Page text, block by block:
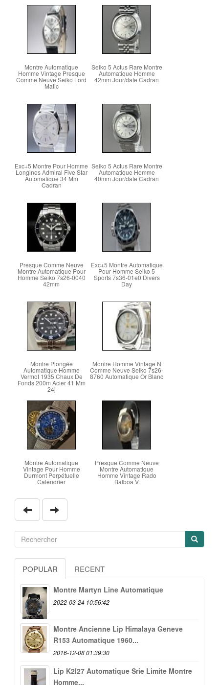
Montre Automatique
Homme Vintage Presque
Comme Neuve Seiko Lord
Matic
Seiko 5 Actus Rare Montre
Automatique Homme
42mm Jour/date Cadran
Exc+5 Montre Pour Homme
Longines Admiral Five Star
Automatique 34 Mm
Cadran
Seiko 5 Actus Rare Montre
Automatique Homme
40mm Jour/date Cadran
Presque Comme Neuve
Montre Automatique Pour
Homme Seiko 7s26-0040
42mm
Exc+5 Montre Automatique
Pour Homme Seiko 5
Sports 7s36-01e0 Divers
Day
Montre Plongée
Automatique Homme
Vermot 1935 Chaux De
Fonds 200m Acier 41 Mm
24j
Montre Homme Vintage N
Comme Neuve Seiko 7s26-
8760 Automatique Or Blanc
Montre Automatique
Vintage Pour Homme
Durmont Perpétuelle
Calendrier
Presque Comme Neuve
Montre Automatique
Homme Vintage Rado
Balboa V
POPULAR RECENT
Montre Martyn Line Automatique
2022-03-24 10:56:42
Montre Ancienne Lip Himalaya Geneve
R153 Automatique 1960...
2016-12-08 01:39:30
Lip K2l27 Automatique Srie Limite Montre
Homme...